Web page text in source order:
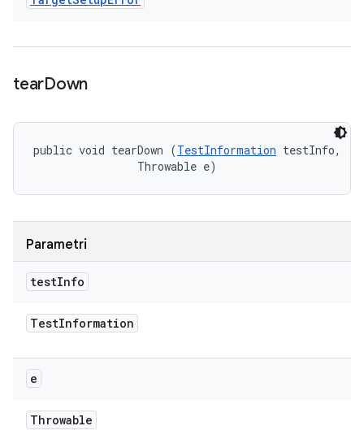
tearDown
public void tearDown (TestInformation testInfo,
                Throwable e)
Parametri
testInfo
TestInformation
e
Throwable